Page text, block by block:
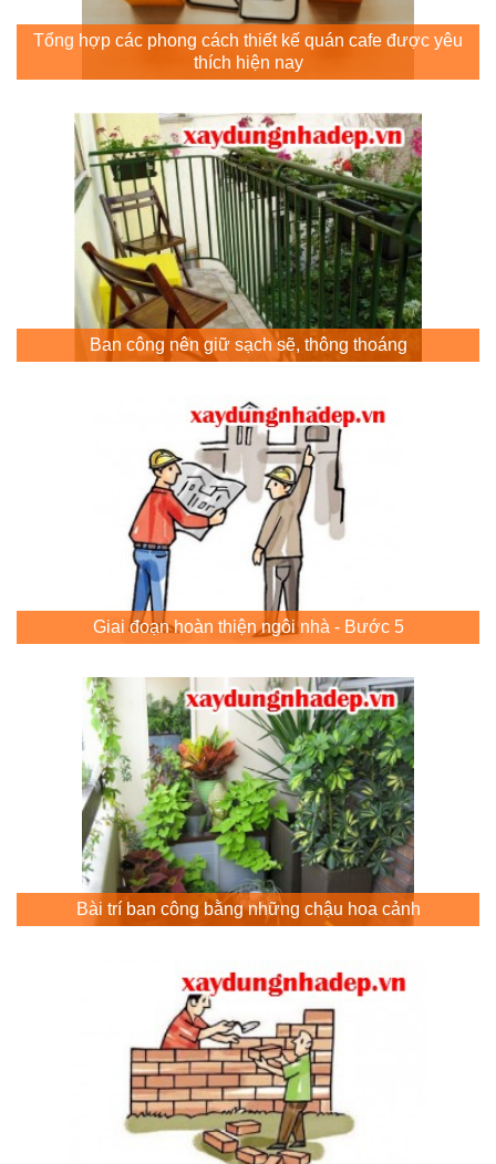
Tổng hợp các phong cách thiết kế quán cafe được yêu
thích hiện nay
Ban công nên giữ sạch sẽ, thông thoáng
Giai đoạn hoàn thiện ngôi nhà - Bước 5
Bài trí ban công bằng những chậu hoa cảnh